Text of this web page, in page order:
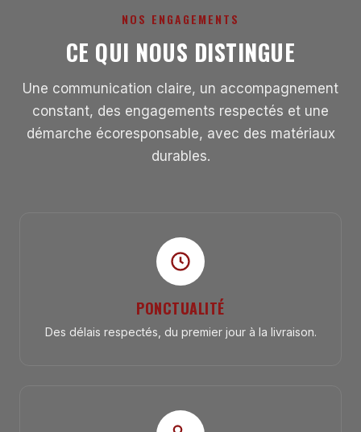
NOS ENGAGEMENTS
CE QUI NOUS DISTINGUE
Une communication claire, un accompagnement
constant, des engagements respectés et une
démarche écoresponsable, avec des matériaux
durables.
PONCTUALITÉ
Des délais respectés, du premier jour à la livraison.